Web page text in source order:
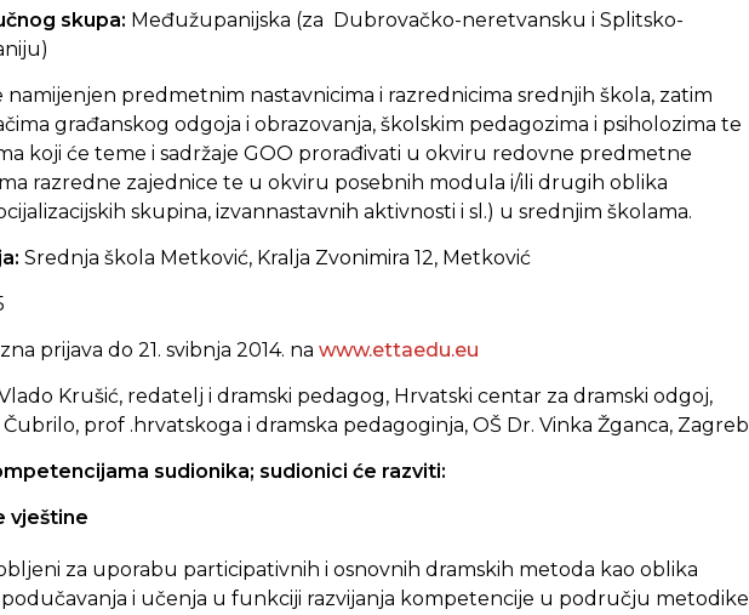
skupa: Međužupanijska (za Dubrovačko-neretvansku i Splitsko-
namijenjen predmetnim nastavnicima i razrednicima srednjih škola, zatim
građanskog odgoja i obrazovanja, školskim pedagozima i psiholozima te
koji će teme i sadržaje GOO prorađivati u okviru redovne predmetne
razredne zajednice te u okviru posebnih modula i/ili drugih oblika
skupina, izvannastavnih aktivnosti i sl.) u srednjim školama.
Srednja škola Metković, Kralja Zvonimira 12, Metković
prijava do 21. svibnja 2014. na www.ettaedu.eu
Krušić, redatelj i dramski pedagog, Hrvatski centar za dramski odgoj,
Čubrilo, prof .hrvatskoga i dramska pedagoginja, OŠ Dr. Vinka Žganca, Zagreb
sudionika; sudionici će razviti:
vještine
za uporabu participativnih i osnovnih dramskih metoda kao oblika
i učenja u funkciji razvijanja kompetencije u području metodike